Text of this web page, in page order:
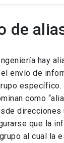
de
hay
envío de
como
direcciones
que la
al cual la